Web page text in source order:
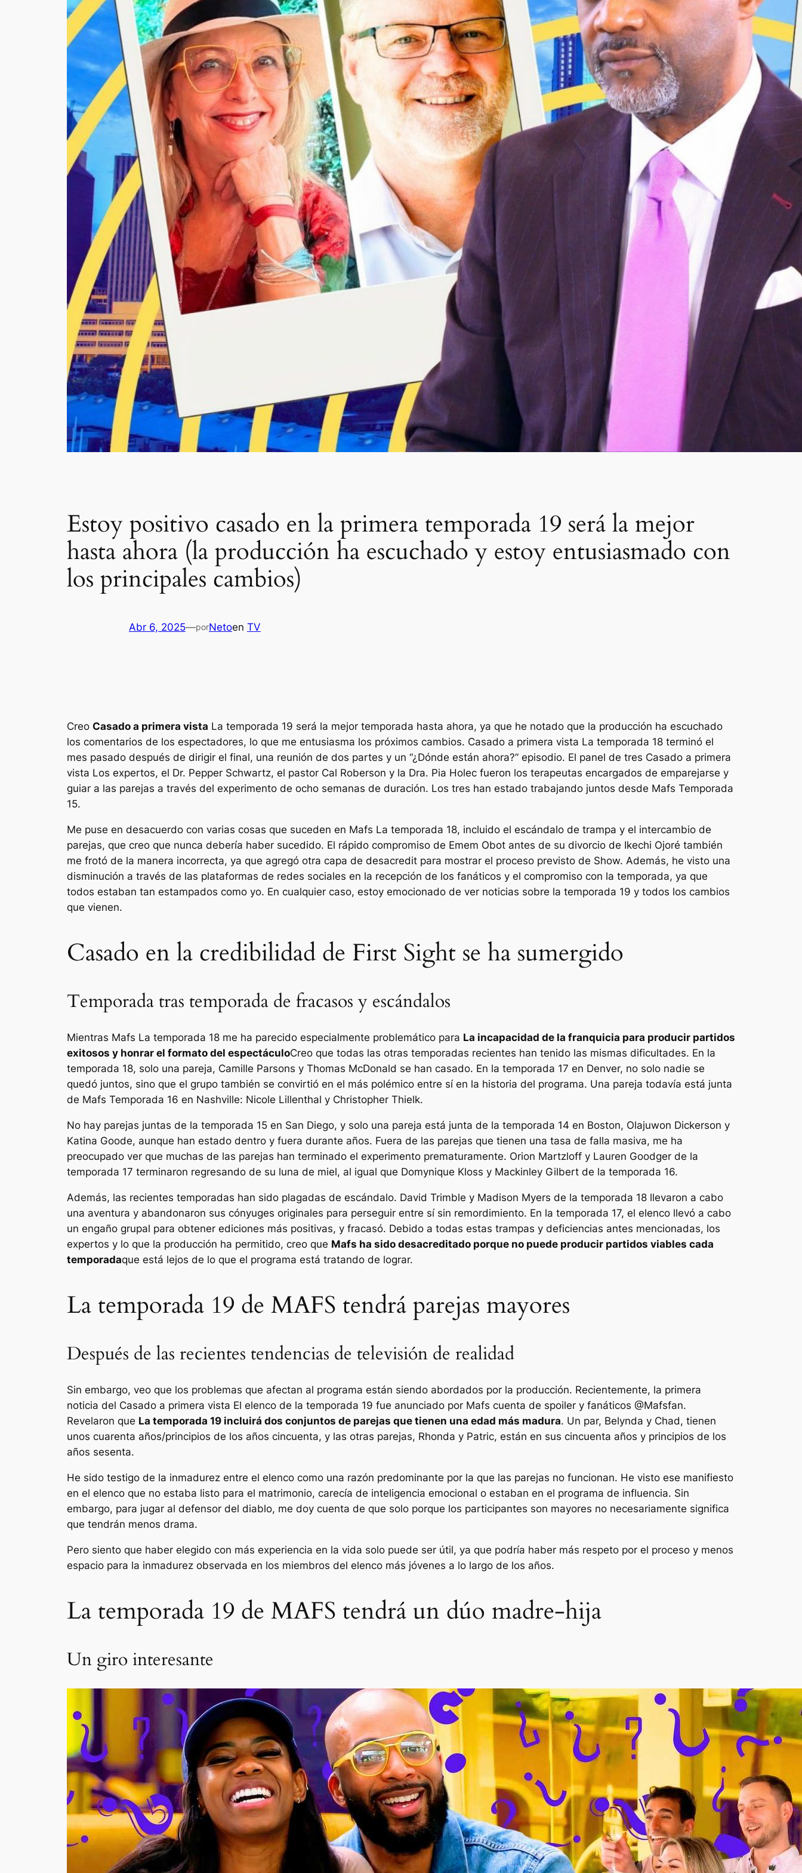
Estoy positivo casado en la primera temporada 19 será la mejor
hasta ahora (la producción ha escuchado y estoy entusiasmado con
los principales cambios)
Abr 6, 2025—porNetoen TV
Creo Casado a primera vista La temporada 19 será la mejor temporada hasta ahora, ya que he notado que la producción ha escuchado
los comentarios de los espectadores, lo que me entusiasma los próximos cambios. Casado a primera vista La temporada 18 terminó el
mes pasado después de dirigir el final, una reunión de dos partes y un “¿Dónde están ahora?” episodio. El panel de tres Casado a primera
vista Los expertos, el Dr. Pepper Schwartz, el pastor Cal Roberson y la Dra. Pia Holec fueron los terapeutas encargados de emparejarse y
guiar a las parejas a través del experimento de ocho semanas de duración. Los tres han estado trabajando juntos desde Mafs Temporada
15.
Me puse en desacuerdo con varias cosas que suceden en Mafs La temporada 18, incluido el escándalo de trampa y el intercambio de
parejas, que creo que nunca debería haber sucedido. El rápido compromiso de Emem Obot antes de su divorcio de Ikechi Ojoré también
me frotó de la manera incorrecta, ya que agregó otra capa de desacredit para mostrar el proceso previsto de Show. Además, he visto una
disminución a través de las plataformas de redes sociales en la recepción de los fanáticos y el compromiso con la temporada, ya que
todos estaban tan estampados como yo. En cualquier caso, estoy emocionado de ver noticias sobre la temporada 19 y todos los cambios
que vienen.
Casado en la credibilidad de First Sight se ha sumergido
Temporada tras temporada de fracasos y escándalos
Mientras Mafs La temporada 18 me ha parecido especialmente problemático para La incapacidad de la franquicia para producir partidos
exitosos y honrar el formato del espectáculoCreo que todas las otras temporadas recientes han tenido las mismas dificultades. En la
temporada 18, solo una pareja, Camille Parsons y Thomas McDonald se han casado. En la temporada 17 en Denver, no solo nadie se
quedó juntos, sino que el grupo también se convirtió en el más polémico entre sí en la historia del programa. Una pareja todavía está junta
de Mafs Temporada 16 en Nashville: Nicole Lillenthal y Christopher Thielk.
No hay parejas juntas de la temporada 15 en San Diego, y solo una pareja está junta de la temporada 14 en Boston, Olajuwon Dickerson y
Katina Goode, aunque han estado dentro y fuera durante años. Fuera de las parejas que tienen una tasa de falla masiva, me ha
preocupado ver que muchas de las parejas han terminado el experimento prematuramente. Orion Martzloff y Lauren Goodger de la
temporada 17 terminaron regresando de su luna de miel, al igual que Domynique Kloss y Mackinley Gilbert de la temporada 16.
Además, las recientes temporadas han sido plagadas de escándalo. David Trimble y Madison Myers de la temporada 18 llevaron a cabo
una aventura y abandonaron sus cónyuges originales para perseguir entre sí sin remordimiento. En la temporada 17, el elenco llevó a cabo
un engaño grupal para obtener ediciones más positivas, y fracasó. Debido a todas estas trampas y deficiencias antes mencionadas, los
expertos y lo que la producción ha permitido, creo que Mafs ha sido desacreditado porque no puede producir partidos viables cada
temporadaque está lejos de lo que el programa está tratando de lograr.
La temporada 19 de MAFS tendrá parejas mayores
Después de las recientes tendencias de televisión de realidad
Sin embargo, veo que los problemas que afectan al programa están siendo abordados por la producción. Recientemente, la primera
noticia del Casado a primera vista El elenco de la temporada 19 fue anunciado por Mafs cuenta de spoiler y fanáticos @Mafsfan.
Revelaron que La temporada 19 incluirá dos conjuntos de parejas que tienen una edad más madura. Un par, Belynda y Chad, tienen
unos cuarenta años/principios de los años cincuenta, y las otras parejas, Rhonda y Patric, están en sus cincuenta años y principios de los
años sesenta.
He sido testigo de la inmadurez entre el elenco como una razón predominante por la que las parejas no funcionan. He visto ese manifiesto
en el elenco que no estaba listo para el matrimonio, carecía de inteligencia emocional o estaban en el programa de influencia. Sin
embargo, para jugar al defensor del diablo, me doy cuenta de que solo porque los participantes son mayores no necesariamente significa
que tendrán menos drama.
Pero siento que haber elegido con más experiencia en la vida solo puede ser útil, ya que podría haber más respeto por el proceso y menos
espacio para la inmadurez observada en los miembros del elenco más jóvenes a lo largo de los años.
La temporada 19 de MAFS tendrá un dúo madre-hija
Un giro interesante